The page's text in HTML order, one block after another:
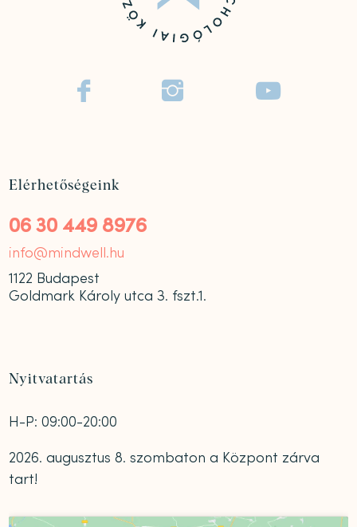
  
Elérhetőségeink
06 30 449 8976
info@mindwell.hu
1122 Budapest
Goldmark Károly utca 3. fszt.1.
Nyitvatartás
H-P: 09:00-20:00
2026. augusztus 8. szombaton a Központ zárva
tart!